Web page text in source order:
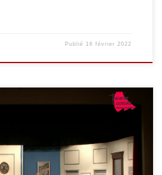
Publié 16 février 2022